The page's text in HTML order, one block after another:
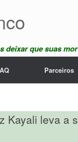
deixar que suas
Parceiros
Kayali leva a